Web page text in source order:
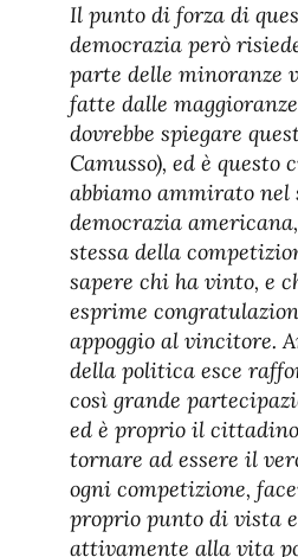
Il punto di forza di
democrazia però
parte delle minoranze
fatte dalle
dovrebbe spiegare
Camusso), ed è questo
abbiamo ammirato nel
democrazia
stessa della
sapere chi ha vinto, e
esprime
appoggio al vincitore.
della politica esce
così grande
ed è proprio il cittadino
tornare ad essere il
ogni competizione,
proprio punto di vista
attivamente alla vita